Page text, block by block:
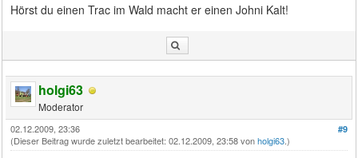
Hörst du einen Trac im Wald macht er einen Johni Kalt!
holgi63
Moderator
#9
02.12.2009, 23:36
(Dieser Beitrag wurde zuletzt bearbeitet: 02.12.2009, 23:58 vonholgi63.)